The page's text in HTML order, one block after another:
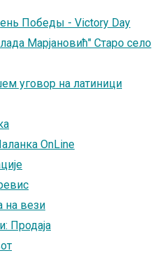
Победы - Victory Day
Марјановић" Старо село
уговор на латиници
OnLine
на вези
Продаја